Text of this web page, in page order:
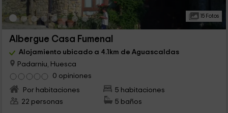
15 Fotos
Albergue Casa Fumenal
Alojamiento ubicado a 4.1km de Aguascaldas
Padarniu, Huesca
0 opiniones
Por habitaciones
5 habitaciones
22 personas
5 baños